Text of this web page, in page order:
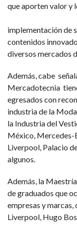
que aporten valor y
implementación de
contenidos
diversos mercados
Además, cabe
Mercadotecnia
egresados con
industria de la
la Industria del
México, Mercedes-
Liverpool, Palacio
algunos.
Además, la
de graduados que
empresas y
Liverpool, Hugo